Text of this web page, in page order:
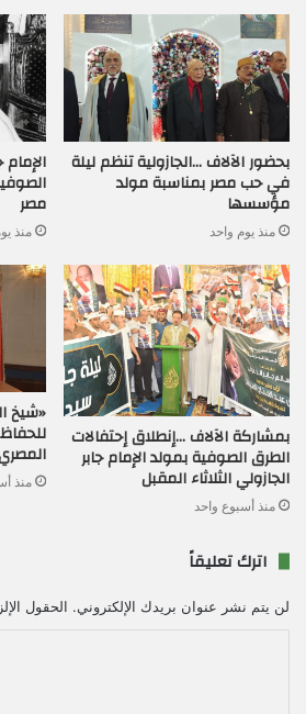
بحضور الآلاف …الجازولية تنظم ليلة
في حب مصر بمناسبة مولد
مؤسسها
منذ يوم واحد
مصر
منذ
بمشاركة الآلاف …إنطلاق إحتفالات
الطرق الصوفية بمولد الإمام جابر
الجازولي الثلاثاء المقبل
منذ أسبوع واحد
«شيخ
منذ
اترك تعليقاً
لن يتم نشر عنوان بريدك الإلكتروني. الحقول